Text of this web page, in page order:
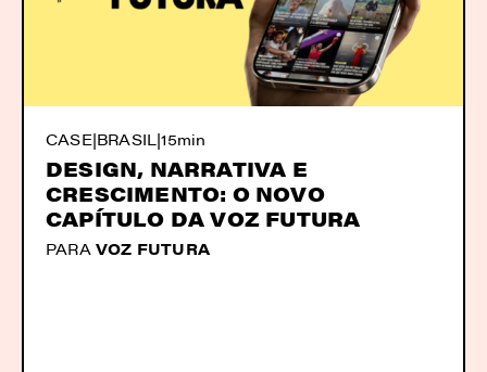
CASE|BRASIL |15min
DESIGN, NARRATIVA E
CRESCIMENTO: O NOVO
CAPÍTULO DA VOZ FUTURA
PARA VOZ FUTURA